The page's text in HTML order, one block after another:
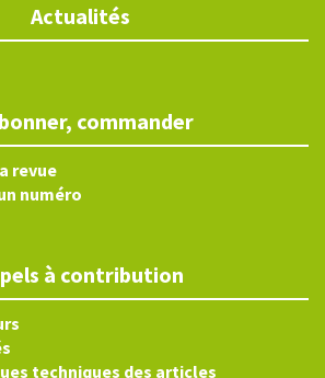
Actualités
commander
revue
numéro
à contribution
techniques des articles